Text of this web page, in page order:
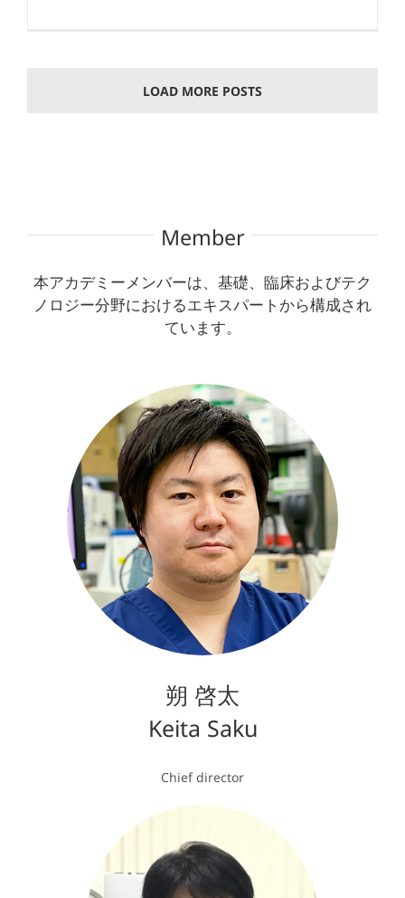
LOAD MORE POSTS
Member
本アカデミーメンバーは、基礎、臨床およびテク
ノロジー分野におけるエキスパートから構成され
ています。
朔 啓太
Keita Saku
Chief director